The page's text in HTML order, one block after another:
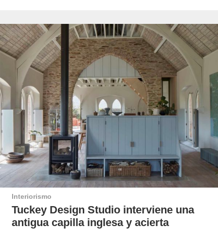
Interiorismo
Tuckey Design Studio interviene una
antigua capilla inglesa y acierta